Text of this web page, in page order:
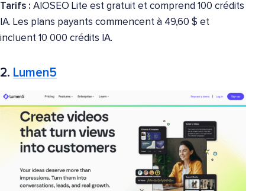
Tarifs : AIOSEO Lite est gratuit et comprend 100 crédits
IA. Les plans payants commencent à 49,60 $ et
incluent 10 000 crédits IA.
2. Lumen5